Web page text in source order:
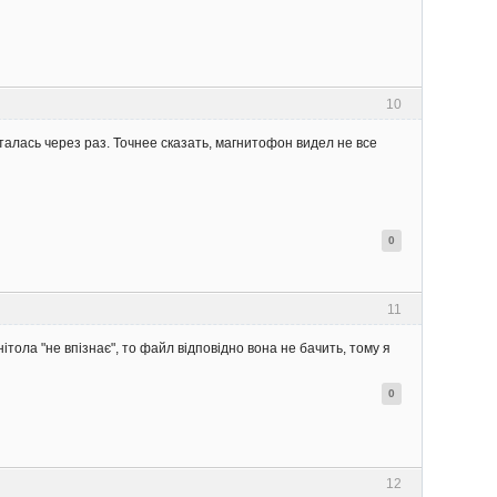
10
через раз. Точнее сказать, магнитофон видел не все
0
11
"не впізнає", то файл відповідно вона не бачить, тому я
0
12